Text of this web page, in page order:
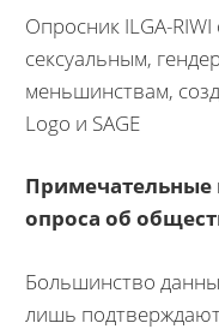
Опросник ILGA-
сексуальным,
меньшинствам,
Logo и SAGE
Примечательные
опроса об
Большинство
лишь